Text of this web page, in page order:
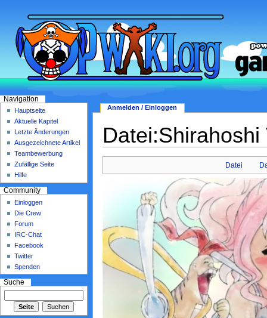
Datei
Anmelden / Einloggen
Navigation
Hauptseite
Aktuelle Kapitel
Letzte Änderungen
Ausgezeichnete Artikel
Teambewerbung
Zufällige Seite
Hilfe
Community
Einloggen
Die Crew
Forum
IRC-Chat
Facebook
Twitter
Spenden
Suche